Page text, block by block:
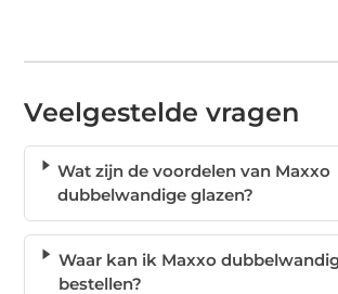
Veelgestelde vragen
Wat zijn de voordelen van Maxxo
dubbelwandige glazen?
Waar kan ik Maxxo
bestellen?